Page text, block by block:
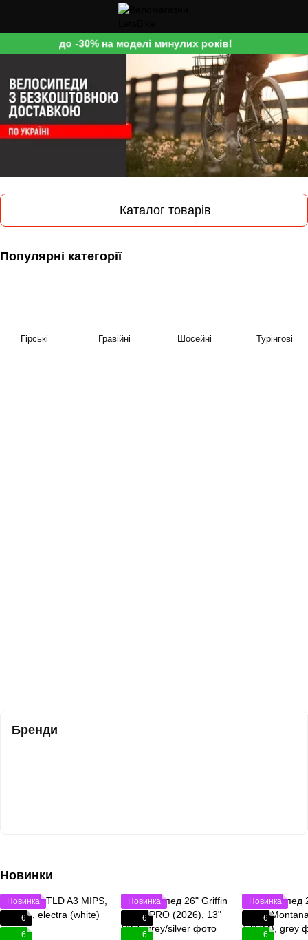
до -30% на моделі минулих років!
Каталог товарів
Популярні категорії
Гірські Гравійні Шосейні Турінгові
Бренди
Новинки
Новинка
6
6
Новинка
6
6
Новинка
6
6